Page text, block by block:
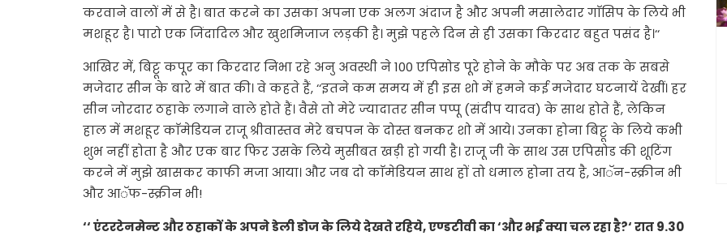
करवाने वालों में से है। बात करने का उसका अपना एक अलग अंदाज है और अपनी मसालेदार गाॅसिप के लिये भी
मशहूर है। पारो एक जिंदादिल और खुशमिजाज लड़की है। मुझे पहले दिन से ही उसका किरदार बहुत पसंद है।‘‘
आखिर में, बिट्टू कपूर का किरदार निभा रहे अनु अवस्थी ने 100 एपिसोड पूरे होने के मौके पर अब तक के सबसे
मजेदार सीन के बारे में बात की। वे कहते हैं, ‘‘इतने कम समय में ही इस शो में हमने कई मजेदार घटनायें देखीं। हर
सीन जोरदार ठहाके लगाने वाले होते हैं। वैसे तो मेरे ज्यादातर सीन पप्पू (संदीप यादव) के साथ होते हैं, लेकिन
हाल में मशहूर काॅमेडियन राजू श्रीवास्तव मेरे बचपन के दोस्त बनकर शो में आये। उनका होना बिट्टू के लिये कभी
शुभ नहीं होता है और एक बार फिर उसके लिये मुसीबत खड़ी हो गयी है। राजू जी के साथ उस एपिसोड की शूटिंग
करने में मुझे खासकर काफी मजा आया। और जब दो काॅमेडियन साथ हों तो धमाल होना तय है, आॅन-स्क्रीन भी
और आॅफ-स्क्रीन भी!
‘‘ एंटरटेनमेन्ट और ठहाकों के अपने डेली डोज के लिये देखते रहिये, एण्डटीवी का ‘और भई क्या चल रहा है?‘ रात 9.30